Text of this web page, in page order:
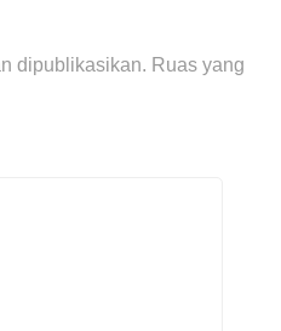
dipublikasikan. Ruas yang